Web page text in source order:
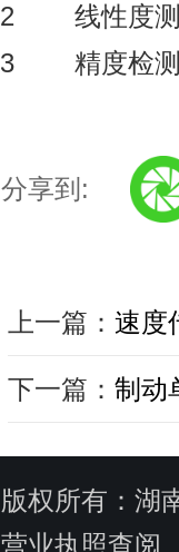
2
线性度
3
精度检测
分享到:
上一篇： 速度
下一篇： 制动
版权所有：湖
营业执照查阅